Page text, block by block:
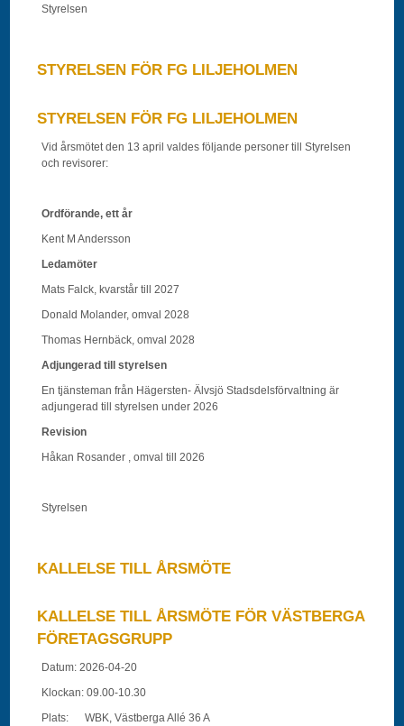
Styrelsen
STYRELSEN FÖR FG LILJEHOLMEN
STYRELSEN FÖR FG LILJEHOLMEN
Vid årsmötet den 13 april valdes följande personer till Styrelsen
och revisorer:
Ordförande, ett år
Kent M Andersson
Ledamöter
Mats Falck, kvarstår till 2027
Donald Molander, omval 2028
Thomas Hernbäck, omval 2028
Adjungerad till styrelsen
En tjänsteman från Hägersten- Älvsjö Stadsdelsförvaltning är
adjungerad till styrelsen under 2026
Revision
Håkan Rosander , omval till 2026
Styrelsen
KALLELSE TILL ÅRSMÖTE
KALLELSE TILL ÅRSMÖTE FÖR VÄSTBERGA
FÖRETAGSGRUPP
Datum: 2026-04-20
Klockan: 09.00-10.30
Plats: WBK, Västberga Allé 36 A